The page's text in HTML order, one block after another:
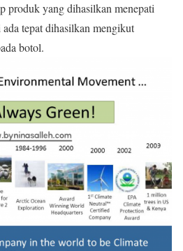
produk yang dihasilkan menepati
tepat dihasilkan mengikut
botol.